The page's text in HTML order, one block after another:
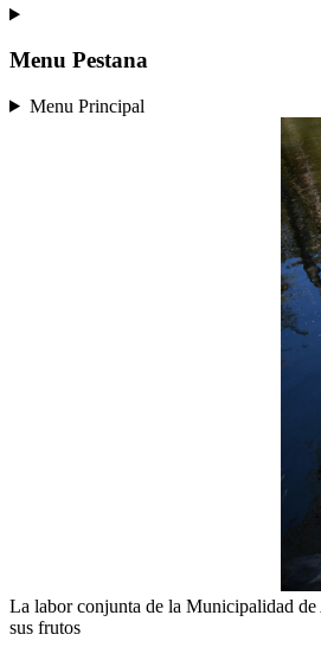
Menu Pestana
Menu Principal
La labor conjunta de la Municipalidad
sus frutos